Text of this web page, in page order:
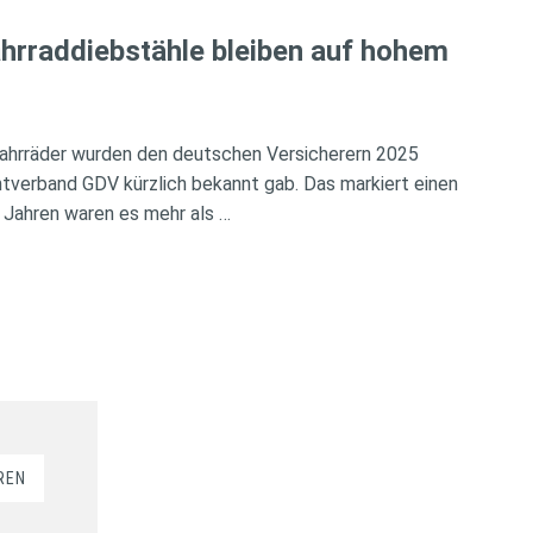
bleiben auf hohem
wurden den deutschen Versicherern 2025
GDV kürzlich bekannt gab. Das markiert einen
waren es mehr als …